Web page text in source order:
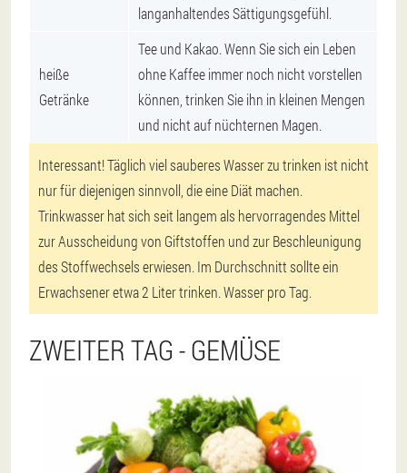
langanhaltendes Sättigungsgefühl.
heiße
Getränke
Tee und Kakao. Wenn Sie sich ein Leben
ohne Kaffee immer noch nicht vorstellen
können, trinken Sie ihn in kleinen Mengen
und nicht auf nüchternen Magen.
Interessant! Täglich viel sauberes Wasser zu trinken ist nicht
nur für diejenigen sinnvoll, die eine Diät machen.
Trinkwasser hat sich seit langem als hervorragendes Mittel
zur Ausscheidung von Giftstoffen und zur Beschleunigung
des Stoffwechsels erwiesen. Im Durchschnitt sollte ein
Erwachsener etwa 2 Liter trinken. Wasser pro Tag.
ZWEITER TAG - GEMÜSE